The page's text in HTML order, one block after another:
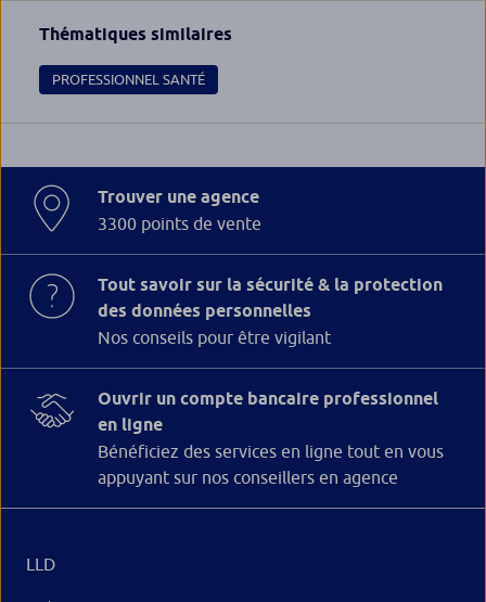
Thématiques similaires
PROFESSIONNEL SANTÉ
Trouver une agence
3300 points de vente
Tout savoir sur la sécurité & la protection
des données personnelles
Nos conseils pour être vigilant
Ouvrir un compte bancaire professionnel
en ligne
Bénéficiez des services en ligne tout en vous
appuyant sur nos conseillers en agence
LLD